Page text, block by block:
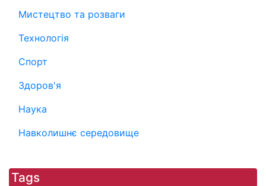
Мистецтво та розваги
Технологія
Спорт
Здоров'я
Наука
Навколишнє середовище
Tags